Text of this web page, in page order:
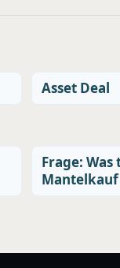
Asset Deal
Frage: Was